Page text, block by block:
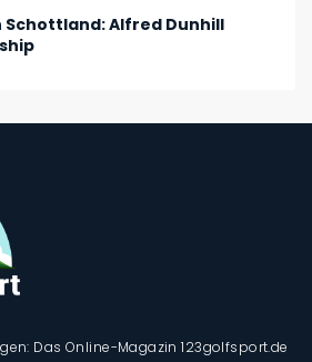
Schottland: Alfred Dunhill
Das Online-Magazin 123golfsport.de